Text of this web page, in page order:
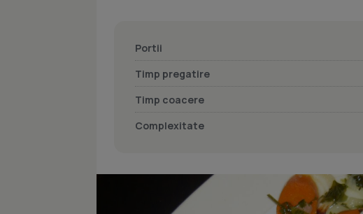
Portii
Timp pregatire
Timp coacere
Complexitate